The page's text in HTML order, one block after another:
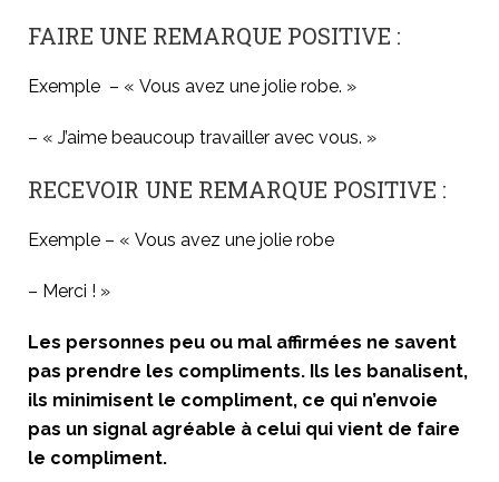
FAIRE UNE REMARQUE POSITIVE :
Exemple – « Vous avez une jolie robe. »
– « J’aime beaucoup travailler avec vous. »
RECEVOIR UNE REMARQUE POSITIVE :
Exemple – « Vous avez une jolie robe
– Merci ! »
Les personnes peu ou mal affirmées ne savent
pas prendre les compliments. Ils les banalisent,
ils minimisent le compliment, ce qui n’envoie
pas un signal agréable à celui qui vient de faire
le compliment.